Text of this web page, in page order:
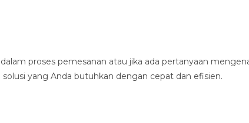
proses pemesanan atau jika ada pertanyaan
yang Anda butuhkan dengan cepat dan efisien.